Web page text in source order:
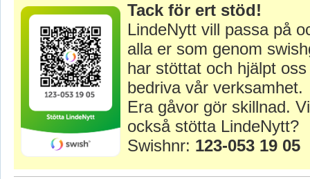
Tack för ert stöd!
LindeNytt vill passa på
alla er som genom
har stöttat och hjälpt
bedriva vår verksamhet.
Era gåvor gör skillnad.
också stötta LindeNytt?
Swishnr: 123-053 19 05